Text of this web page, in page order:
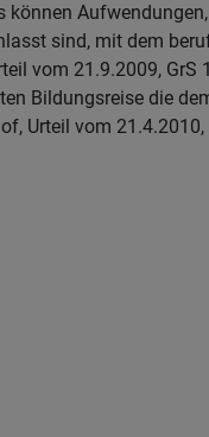
sind, mit dem
vom 21.9.2009,
Bildungsreise die
Urteil vom